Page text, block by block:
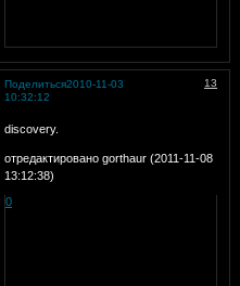
Поделиться 13
2010-11-03
10:32:12
discovery.
отредактировано gorthaur (2011-11-08
13:12:38)
0